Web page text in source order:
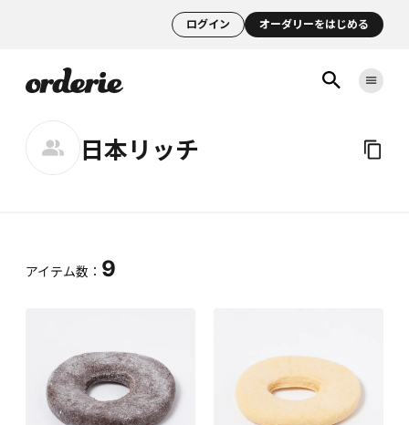
ログイン オーダリーをはじめる
日本リッチ
アイテム数： 9